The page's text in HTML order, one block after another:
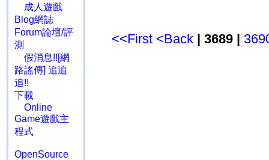
成人遊戲
Blog網誌
Forum論壇/評
測
假消息!![網
路謠傳] 追追
追!!
下載
Online
Game遊戲主
程式
OpenSource
<<First <Back | 3689 |